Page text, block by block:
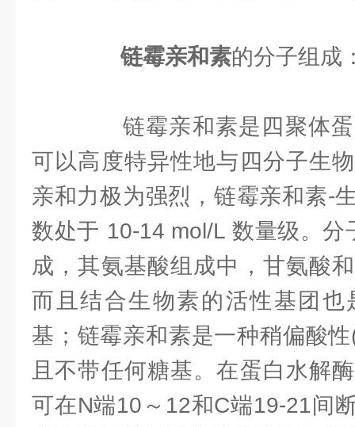
链霉亲和素的分子组成
链霉亲和素是四聚体蛋
可以高度特异性地与四分子生
亲和力极为强烈，链霉亲和素-
数处于 10-14 mol/L 数量级。
成，其氨基酸组成中，甘氨酸
而且结合生物素的活性基团也
基；链霉亲和素是一种稍偏酸
且不带任何糖基。在蛋白水解
可在N端10～12和C端19-21间